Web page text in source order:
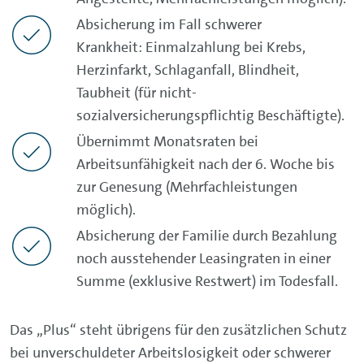
liegt das Arbeitslosengeld nur bei 60 Prozent
des Nettoentgelts. Da Ihre Fixkosten jedoch
in der Regel die gleichen bleiben, entsteht
eine Versorgungslücke. Mit einer
Leasingratenversicherung senken Sie als
Leasingnehmer Ihre Fixkosten für die Dauer
Ihrer Krankheit bzw. bei Arbeitslosigkeit für
bis zu 12 Monate, da Ihre Leasingraten für
diese Zeit übernommen werden.
Absicherung im Fall schwerer
Krankheit: Einmalzahlung bei Krebs,
Herzinfarkt, Schlaganfall, Blindheit,
Taubheit (für nicht-
sozialversicherungspflichtig Beschäftigte).
Übernimmt Monatsraten bei
Arbeitsunfähigkeit nach der 6. Woche bis
zur Genesung (Mehrfachleistungen
möglich).
Absicherung der Familie durch Bezahlung
noch ausstehender Leasingraten in einer
Summe (exklusive Restwert) im Todesfall.
Das „Plus“ steht übrigens für den zusätzlichen Schutz
bei unverschuldeter Arbeitslosigkeit oder schwerer